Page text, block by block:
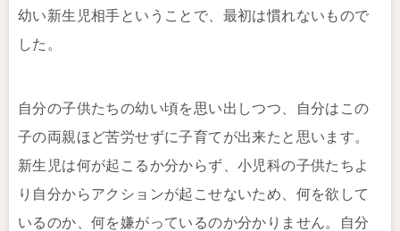
幼い新生児相手ということで、最初は慣れないもので
した。
自分の子供たちの幼い頃を思い出しつつ、自分はこの
子の両親ほど苦労せずに子育てが出来たと思います。
新生児は何が起こるか分からず、小児科の子供たちよ
り自分からアクションが起こせないため、何を欲して
いるのか、何を嫌がっているのか分かりません。自分